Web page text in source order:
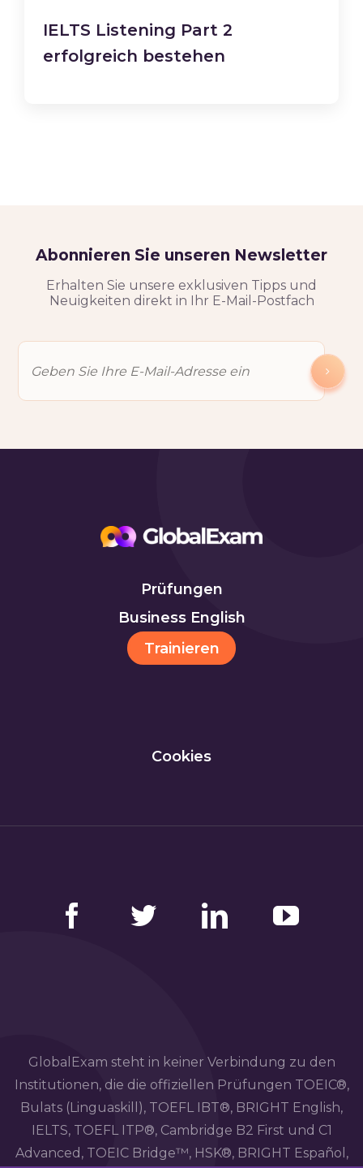
IELTS Listening Part 2
erfolgreich bestehen
Abonnieren Sie unseren Newsletter
Erhalten Sie unsere exklusiven Tipps und
Neuigkeiten direkt in Ihr E-Mail-Postfach
Prüfungen
Business English
Trainieren
Cookies
GlobalExam steht in keiner Verbindung zu den
Institutionen, die die offiziellen Prüfungen TOEIC®,
Bulats (Linguaskill), TOEFL IBT®, BRIGHT English,
IELTS, TOEFL ITP®, Cambridge B2 First und C1
Advanced, TOEIC Bridge™, HSK®, BRIGHT Español,